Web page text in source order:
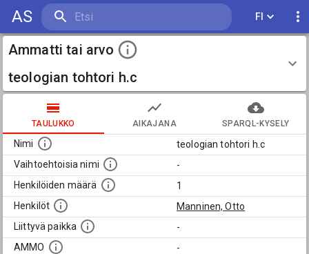
AS FI
Ammatti tai arvo
teologian tohtori h.c
TAULUKKO AIKAJANA SPARQL-KYSELY
Nimi
teologian tohtori h.c
Vaihtoehtoisia nimi
-
Henkilöiden määrä
1
Henkilöt
Manninen, Otto
Liittyvä paikka
-
AMMO
-